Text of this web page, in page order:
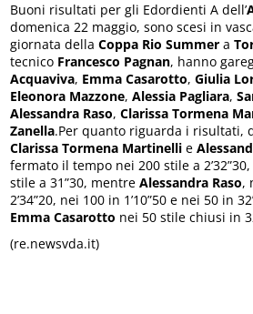
Buoni risultati per gli Edordienti A dell’
domenica 22 maggio, sono scesi in
giornata dellaCoppa Rio Summer a
tecnico Francesco Pagnan, hanno
Acquaviva, Emma Casarotto,Giulia
Eleonora Mazzone,Alessia Pagliara,
Alessandra Raso,Clarissa Tormena
Zanella.Per quanto riguarda i risultati,
Clarissa Tormena Martinelli e
fermato il tempo nei 200 stile a 2’32”30,
stile a 31”30, mentreAlessandra Raso,
2’34”20, nei 100 in 1’10”50 e nei 50 in
Emma Casarotto nei 50 stile chiusi in
(re.newsvda.it)